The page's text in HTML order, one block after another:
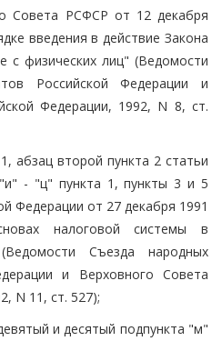
Совета РСФСР от 12 декабря
введения в действие Закона
физических лиц" (Ведомости
Российской Федерации и
Федерации, 1992, N 8, ст.
абзац второй пункта 2 статьи
- "ц" пункта 1, пункты 3 и 5
Федерации от 27 декабря 1991
налоговой системы в
Съезда народных
и Верховного Совета
N 11, ст. 527);
и десятый подпункта "м"